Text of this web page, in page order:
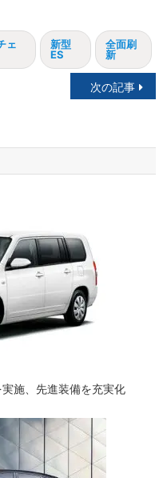
ェ
新型
ES
全面刷
新
次の記事
施、先進装備を充実化